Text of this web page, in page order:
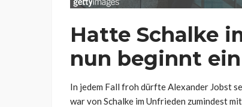
Hatte Schalke
nun beginnt
In jedem Fall froh dürfte Alexander Jobst
war von Schalke im Unfrieden zumindest